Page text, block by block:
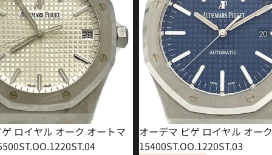
ロイヤル オーク オートマ
オーデマ ピゲ ロイヤル オーク
15400ST.OO.1220ST.03